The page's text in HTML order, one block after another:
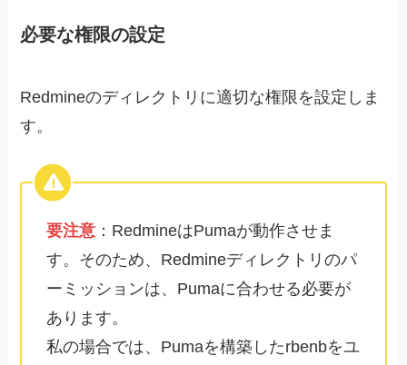
必要な権限の設定
Redmineのディレクトリに適切な権限を設定しま
す。
要注意 ：RedmineはPumaが動作させま
す。そのため、Redmineディレクトリのパ
ーミッションは、Pumaに合わせる必要が
あります。
私の場合では、Pumaを構築したrbenbをユ